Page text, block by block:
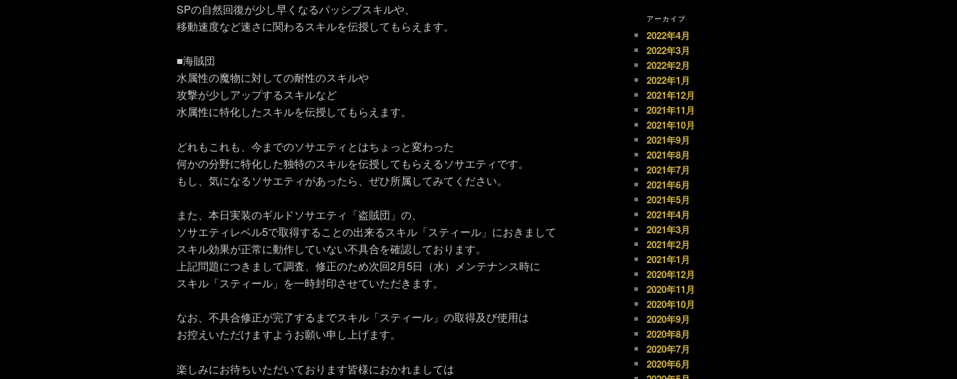
SPの自然回復が少し早くなるパッシブスキルや、
移動速度など速さに関わるスキルを伝授してもらえます。
■海賊団
水属性の魔物に対しての耐性のスキルや
攻撃が少しアップするスキルなど
水属性に特化したスキルを伝授してもらえます。
どれもこれも、今までのソサエティとはちょっと変わった
何かの分野に特化した独特のスキルを伝授してもらえるソサエティです。
もし、気になるソサエティがあったら、ぜひ所属してみてください。
また、本日実装のギルドソサエティ「盗賊団」の、
ソサエティレベル5で取得することの出来るスキル「スティール」におきまして
スキル効果が正常に動作していない不具合を確認しております。
上記問題につきまして調査、修正のため次回2月5日（水）メンテナンス時に
スキル「スティール」を一時封印させていただきます。
なお、不具合修正が完了するまでスキル「スティール」の取得及び使用は
お控えいただけますようお願い申し上げます。
楽しみにお待ちいただいております皆様におかれましては
アーカイブ
2022年4月
2022年3月
2022年2月
2022年1月
2021年12月
2021年11月
2021年10月
2021年9月
2021年8月
2021年7月
2021年6月
2021年5月
2021年4月
2021年3月
2021年2月
2021年1月
2020年12月
2020年11月
2020年10月
2020年9月
2020年8月
2020年7月
2020年6月